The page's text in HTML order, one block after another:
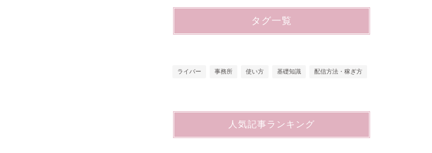
タグ一覧
ライバー 事務所 使い方 基礎知識 配信方法・稼ぎ方
人気記事ランキング